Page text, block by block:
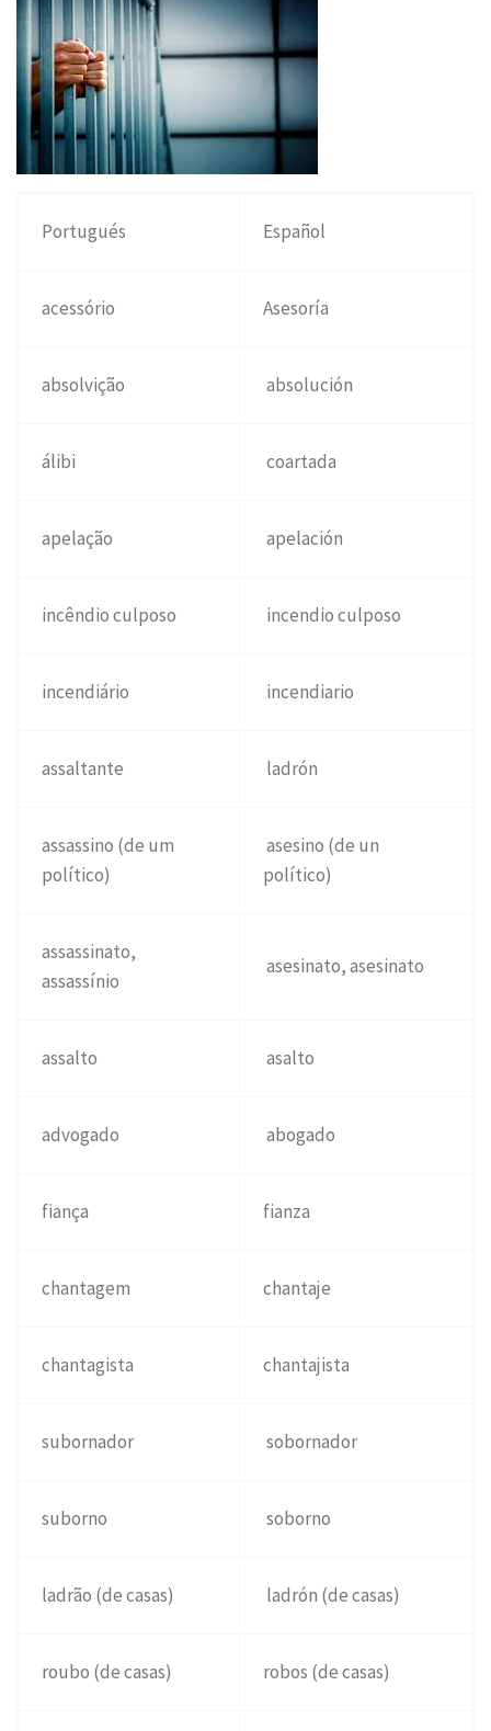
Portugués Español
acessório Asesoría
absolvição absolución
álibi coartada
apelação apelación
incêndio culposo incendio culposo
incendiário incendiario
assaltante ladrón
assassino (de um
político)
asesino (de un
político)
assassinato,
assassínio
asesinato, asesinato
assalto asalto
advogado abogado
fiança fianza
chantagem chantaje
chantagista chantajista
subornador sobornador
suborno soborno
ladrão (de casas) ladrón (de casas)
roubo (de casas) robos (de casas)